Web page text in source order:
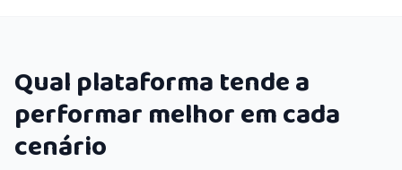
Qual plataforma tende a
performar melhor em cada
cenário